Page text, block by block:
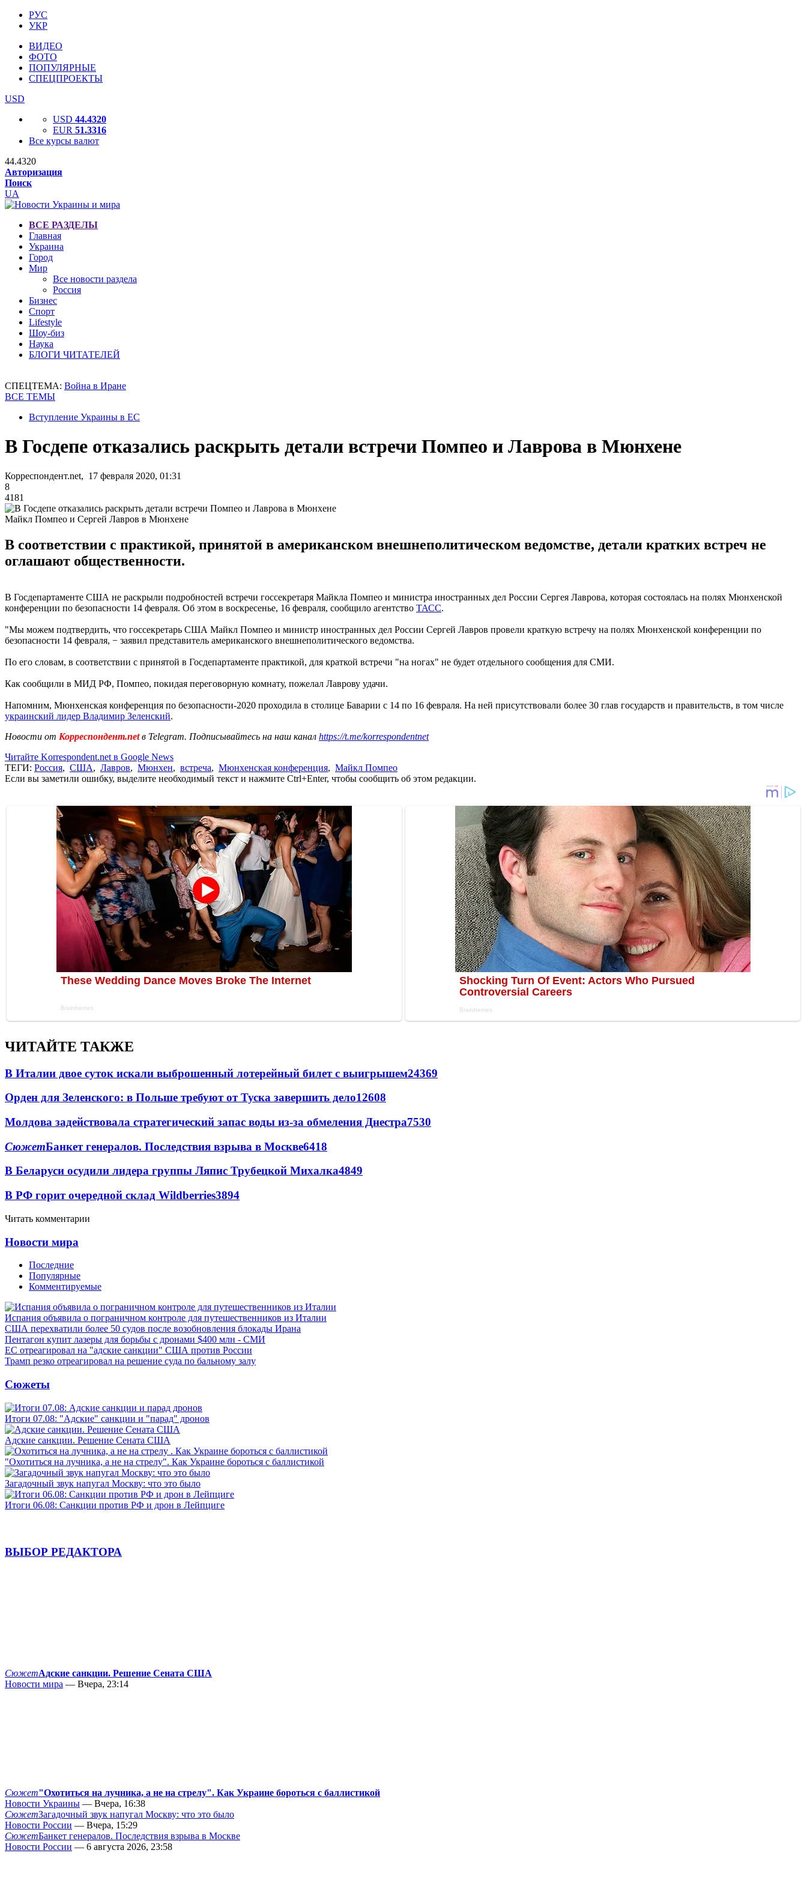
РУС
УКР
ВИДЕО
ФОТО
ПОПУЛЯРНЫЕ
СПЕЦПРОЕКТЫ
USD
USD 44.4320
EUR 51.3316
Все курсы валют
44.4320
Авторизация
Поиск
UA
ВСЕ РАЗДЕЛЫ
Главная
Украина
Город
Мир
Все новости раздела
Россия
Бизнес
Спорт
Lifestyle
Шоу-биз
Наука
БЛОГИ ЧИТАТЕЛЕЙ
СПЕЦТЕМА: Война в Иране
ВСЕ ТЕМЫ
Вступление Украины в ЕС
В Госдепе отказались раскрыть детали встречи Помпео и Лаврова в Мюнхене
Корреспондент.net, 17 февраля 2020, 01:31
8
4181
Майкл Помпео и Сергей Лавров в Мюнхене
В соответствии с практикой, принятой в американском внешнеполитическом ведомстве, детали кратких встреч не
оглашают общественности.
В Госдепартаменте США не раскрыли подробностей встречи госсекретаря Майкла Помпео и министра иностранных дел России Сергея Лаврова, которая состоялась на полях Мюнхенской
конференции по безопасности 14 февраля. Об этом в воскресенье, 16 февраля, сообщило агентство ТАСС.
"Мы можем подтвердить, что госсекретарь США Майкл Помпео и министр иностранных дел России Сергей Лавров провели краткую встречу на полях Мюнхенской конференции по
безопасности 14 февраля, − заявил представитель американского внешнеполитического ведомства.
По его словам, в соответствии с принятой в Госдепартаменте практикой, для краткой встречи "на ногах" не будет отдельного сообщения для СМИ.
Как сообщили в МИД РФ, Помпео, покидая переговорную комнату, пожелал Лаврову удачи.
Напомним, Мюнхенская конференция по безопасности-2020 проходила в столице Баварии с 14 по 16 февраля. На ней присутствовали более 30 глав государств и правительств, в том числе
украинский лидер Владимир Зеленский.
Новости от Корреспондент.netв Telegram. Подписывайтесь на наш канал https://t.me/korrespondentnet
Читайте Korrespondent.net в Google News
ТЕГИ: Россия, США, Лавров, Мюнхен, встреча, Мюнхенская конференция, Майкл Помпео
Если вы заметили ошибку, выделите необходимый текст и нажмите Ctrl+Enter, чтобы сообщить об этом редакции.
ЧИТАЙТЕ ТАКЖЕ
В Италии двое суток искали выброшенный лотерейный билет с выигрышем24369
Орден для Зеленского: в Польше требуют от Туска завершить дело12608
Молдова задействовала стратегический запас воды из-за обмеления Днестра7530
СюжетБанкет генералов. Последствия взрыва в Москве6418
В Беларуси осудили лидера группы Ляпис Трубецкой Михалка4849
В РФ горит очередной склад Wildberries3894
Читать комментарии
Новости мира
Последние
Популярные
Комментируемые
Испания объявила о пограничном контроле для путешественников из Италии
США перехватили более 50 судов после возобновления блокады Ирана
Пентагон купит лазеры для борьбы с дронами $400 млн - СМИ
ЕС отреагировал на "адские санкции" США против России
Трамп резко отреагировал на решение суда по бальному залу
Сюжеты
Итоги 07.08: "Адские" санкции и "парад" дронов
Адские санкции. Решение Сената США
"Охотиться на лучника, а не на стрелу". Как Украине бороться с баллистикой
Загадочный звук напугал Москву: что это было
Итоги 06.08: Санкции против РФ и дрон в Лейпциге
ВЫБОР РЕДАКТОРА
СюжетАдские санкции. Решение Сената США
Новости мира — Вчера, 23:14
Сюжет"Охотиться на лучника, а не на стрелу". Как Украине бороться с баллистикой
Новости Украины — Вчера, 16:38
СюжетЗагадочный звук напугал Москву: что это было
Новости России — Вчера, 15:29
СюжетБанкет генералов. Последствия взрыва в Москве
Новости России — 6 августа 2026, 23:58